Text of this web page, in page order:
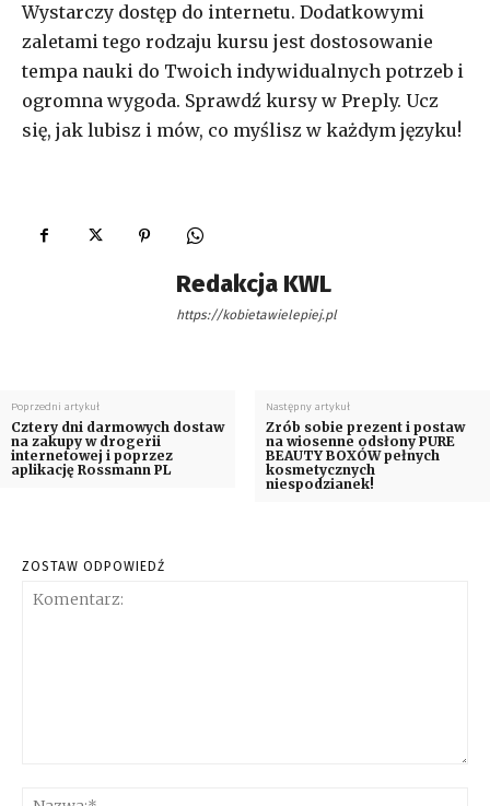
Wystarczy dostęp do internetu. Dodatkowymi
zaletami tego rodzaju kursu jest dostosowanie
tempa nauki do Twoich indywidualnych potrzeb i
ogromna wygoda. Sprawdź kursy w Preply. Ucz
się, jak lubisz i mów, co myślisz w każdym języku!
Redakcja KWL
https://kobietawielepiej.pl
Poprzedni artykuł
Cztery dni darmowych dostaw
na zakupy w drogerii
internetowej i poprzez
aplikację Rossmann PL
Następny artykuł
Zrób sobie prezent i postaw
na wiosenne odsłony PURE
BEAUTY BOXÓW pełnych
kosmetycznych
niespodzianek!
ZOSTAW ODPOWIEDŹ